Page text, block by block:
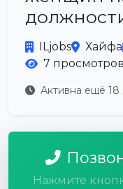
ILjobs Хайфа
7 просмотров
Активна ещё 18
Нажмите